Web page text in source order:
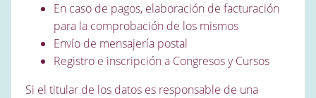
En caso de pagos, elaboración de facturación
para la comprobación de los mismos
Envío de mensajería postal
Registro e inscripción a Congresos y Cursos
Si el titular de los datos es responsable de una